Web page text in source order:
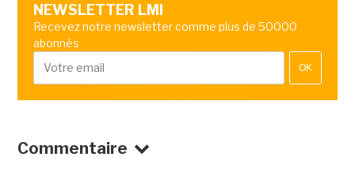
NEWSLETTER LMI
Recevez notre newsletter comme plus de 50000
abonnés
OK
Commentaire